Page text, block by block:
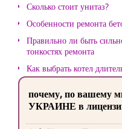
Сколько стоит унитаз?
Особенности ремонта
Правильно ли быть
тонкостях ремонта
Как выбрать котел
почему, по вашему
УКРАИНЕ в